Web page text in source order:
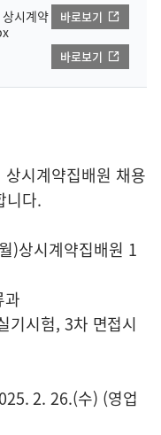
시계약
바로보기
바로보기
시계약집배원 채용
니다.
)상시계약집배원 1
과
기시험, 3차 면접시
2. 26.(수) (영업